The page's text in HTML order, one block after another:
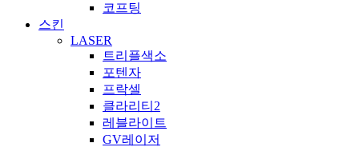
코프팅
스킨
LASER
트리플색소
포텐자
프락셀
클라리티2
레블라이트
GV레이저